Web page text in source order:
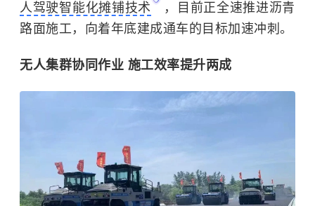
人驾驶智能化摊铺技术
，目前正全速推进沥青
路面施工，向着年底建成通车的目标加速冲刺。
无人集群协同作业 施工效率提升两成